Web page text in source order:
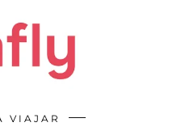
VIAJAR